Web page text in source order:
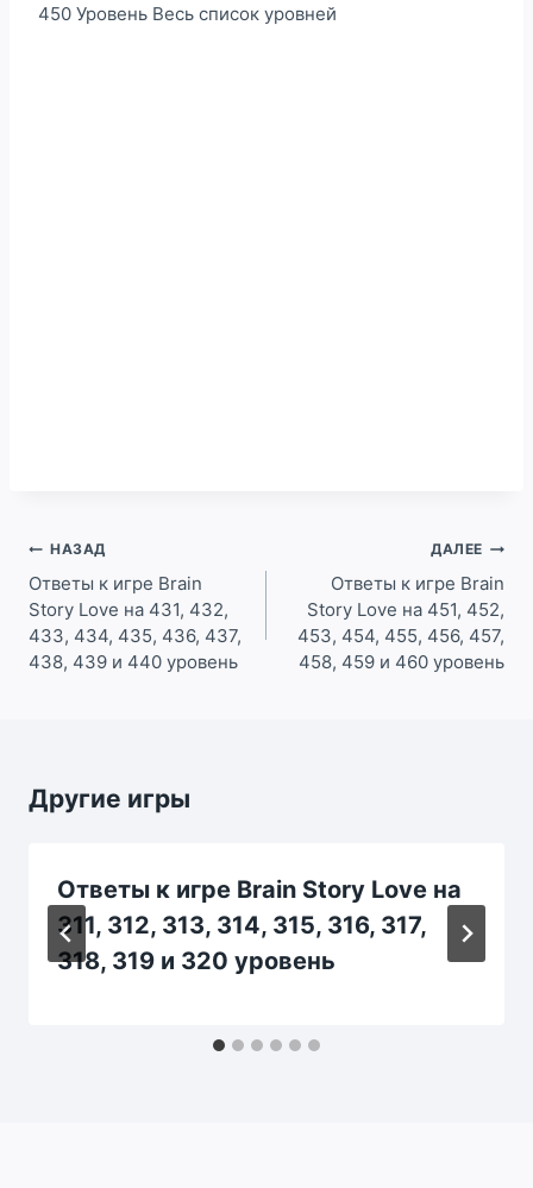
450 Уровень Весь список уровней
Навигация
по
записям
НАЗАД
Ответы к игре Brain
Story Love на 431, 432,
433, 434, 435, 436, 437,
438, 439 и 440 уровень
ДАЛЕЕ
Ответы к игре Brain
Story Love на 451, 452,
453, 454, 455, 456, 457,
458, 459 и 460 уровень
Другие игры
Ответы к игре Brain Story Love на
311, 312, 313, 314, 315, 316, 317,
318, 319 и 320 уровень